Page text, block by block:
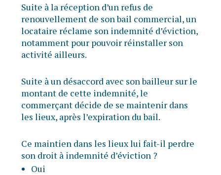
Suite à la réception d’un refus de
renouvellement de son bail commercial, un
locataire réclame son indemnité d’éviction,
notamment pour pouvoir réinstaller son
activité ailleurs.
Suite à un désaccord avec son bailleur sur le
montant de cette indemnité, le
commerçant décide de se maintenir dans
les lieux, après l’expiration du bail.
Ce maintien dans les lieux lui fait-il perdre
son droit à indemnité d’éviction ?
Oui